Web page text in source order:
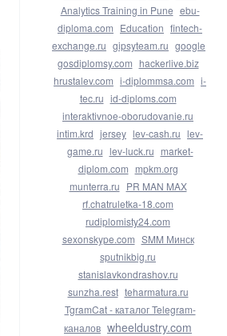
Analytics Training in Pune ebu-
diploma.com Education fintech-
exchange.ru gipsyteam.ru google
gosdiplomsy.com hackerlive.biz
hrustalev.com i-diplommsa.com i-
tec.ru id-diploms.com
interaktivnoe-oborudovanie.ru
intim.krd jersey lev-cash.ru lev-
game.ru lev-luck.ru market-
diplom.com mpkm.org
munterra.ru PR MAN MAX
rf.chatruletka-18.com
rudiplomisty24.com
sexonskype.com SMM Минск
sputnikbig.ru
stanislavkondrashov.ru
sunzha.rest teharmatura.ru
TgramCat - каталог Telegram-
каналов wheeldustry.com